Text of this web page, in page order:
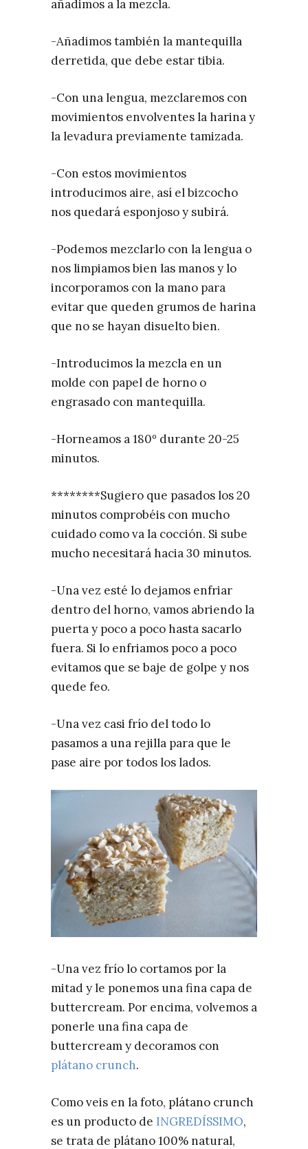
añadimos a la mezcla.
-Añadimos también la mantequilla
derretida, que debe estar tibia.
-Con una lengua, mezclaremos con
movimientos envolventes la harina y
la levadura previamente tamizada.
-Con estos movimientos
introducimos aire, así el bizcocho
nos quedará esponjoso y subirá.
-Podemos mezclarlo con la lengua o
nos limpiamos bien las manos y lo
incorporamos con la mano para
evitar que queden grumos de harina
que no se hayan disuelto bien.
-Introducimos la mezcla en un
molde con papel de horno o
engrasado con mantequilla.
-Horneamos a 180º durante 20-25
minutos.
********Sugiero que pasados los 20
minutos comprobéis con mucho
cuidado como va la cocción. Si sube
mucho necesitará hacia 30 minutos.
-Una vez esté lo dejamos enfriar
dentro del horno, vamos abriendo la
puerta y poco a poco hasta sacarlo
fuera. Si lo enfriamos poco a poco
evitamos que se baje de golpe y nos
quede feo.
-Una vez casi frío del todo lo
pasamos a una rejilla para que le
pase aire por todos los lados.
-Una vez frío lo cortamos por la
mitad y le ponemos una fina capa de
buttercream. Por encima, volvemos a
ponerle una fina capa de
buttercream y decoramos con
plátano crunch.
Como veis en la foto, plátano crunch
es un producto de INGREDÍSSIMO,
se trata de plátano 100% natural,